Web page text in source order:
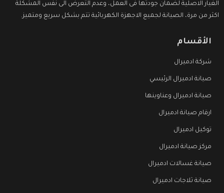
الغيار الاصلية لضمان جودتها فى العمل، وعدم التعرض الى نفس المشكلة
اكثر من مرة، الصيانة لجميع الاجهزة الكهربائية تتم بشكل سريع ومتميز.
الأقسام
شركة ادميرال
صيانة ادميرال الرئيسي
صيانة ادميرال وعناوينها
ارقام صيانة ادميرال
توكيل ادميرال
مركز صيانة ادميرال
صيانة غسالات ادميرال
صيانة ثلاجات ادميرال